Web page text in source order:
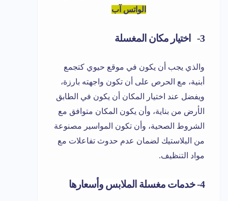
الواتس آب
3- اختيار مكان المغسلة
والذي يجب أن يكون في موقع حيوي كتجمع
أبنية، مع الحرص على أن تكون واجهته بارزة،
ويفضل عند اختيار المكان أن يكون في الطابق
الأرض من بناية، وأن يكون المكان متوافق مع
الشروط الصحية، وأن تكون المواسير مصنوعة
من البلاستيك لضمان عدم حدوث تفاعلات مع
مواد التنظيف.
4- خدمات مغسلة الملابس وأسعارها